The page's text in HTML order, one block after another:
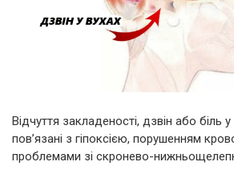
Відчуття закладеності, дзвін або біль
пов’язані з гіпоксією, порушенням
проблемами зі скронево-